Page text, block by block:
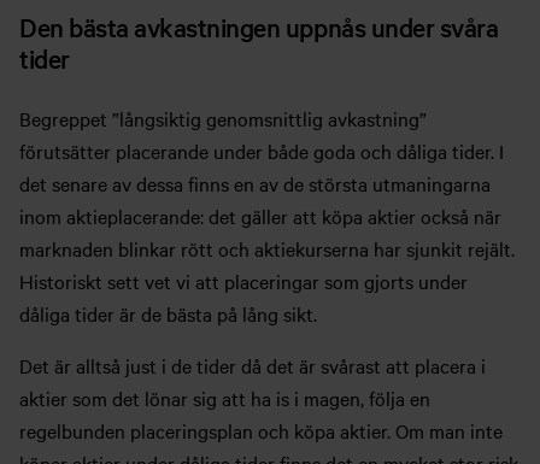
Den bästa avkastningen uppnås under svåra
tider
Begreppet ”långsiktig genomsnittlig avkastning”
förutsätter placerande under både goda och dåliga tider. I
det senare av dessa finns en av de största utmaningarna
inom aktieplacerande: det gäller att köpa aktier också när
marknaden blinkar rött och aktiekurserna har sjunkit rejält.
Historiskt sett vet vi att placeringar som gjorts under
dåliga tider är de bästa på lång sikt.
Det är alltså just i de tider då det är svårast att placera i
aktier som det lönar sig att ha is i magen, följa en
regelbunden placeringsplan och köpa aktier. Om man inte